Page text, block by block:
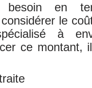
en
le
à
ce montant,